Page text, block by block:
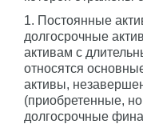
1. Постоянные
долгосрочные
активам с
относятся
активы,
(приобретенные,
долгосрочные